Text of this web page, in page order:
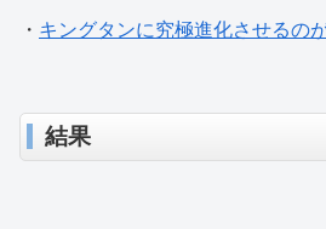
・ キングタンに究極進化させるの
結果